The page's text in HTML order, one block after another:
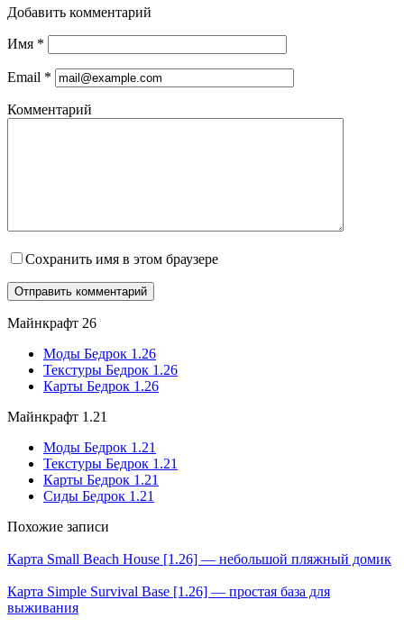
Добавить комментарий
Имя *
Email *
Комментарий
Сохранить имя в этом браузере
Майнкрафт 26
Моды Бедрок 1.26
Текстуры Бедрок 1.26
Карты Бедрок 1.26
Майнкрафт 1.21
Моды Бедрок 1.21
Текстуры Бедрок 1.21
Карты Бедрок 1.21
Сиды Бедрок 1.21
Похожие записи
Карта Small Beach House [1.26] — небольшой пляжный домик
Карта Simple Survival Base [1.26] — простая база для
выживания